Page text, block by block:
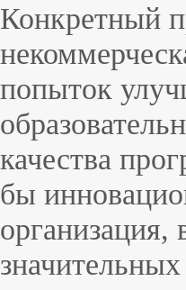
Конкретный
попыток
качества
бы
организация,